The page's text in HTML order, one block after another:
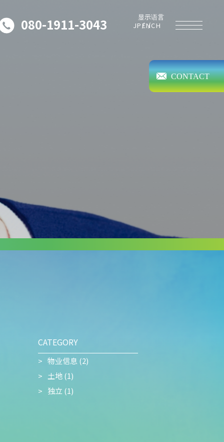
080-1911-3043 JPENCH
CATEGORY
物业信息 (2)
土地(1)
独立 (1)